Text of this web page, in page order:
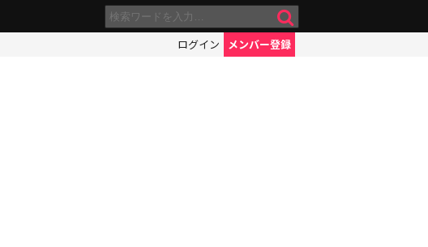
ログイン メンバー登録